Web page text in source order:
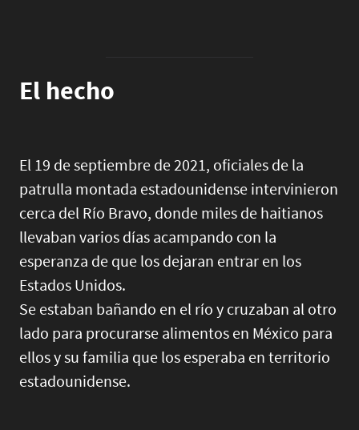
El hecho
El 19 de septiembre de 2021, oficiales de la
patrulla montada estadounidense intervinieron
cerca del Río Bravo, donde miles de haitianos
llevaban varios días acampando con la
esperanza de que los dejaran entrar en los
Estados Unidos.
Se estaban bañando en el río y cruzaban al otro
lado para procurarse alimentos en México para
ellos y su familia que los esperaba en territorio
estadounidense.